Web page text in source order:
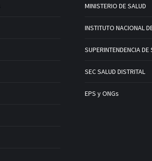
MINISTERIO DE SALUD
INSTITUTO NACIONAL
SUPERINTENDENCIA DE
SEC SALUD DISTRITAL
EPS y ONGs